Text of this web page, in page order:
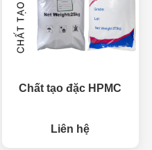
Chất tạo đặc HPMC
Liên hệ